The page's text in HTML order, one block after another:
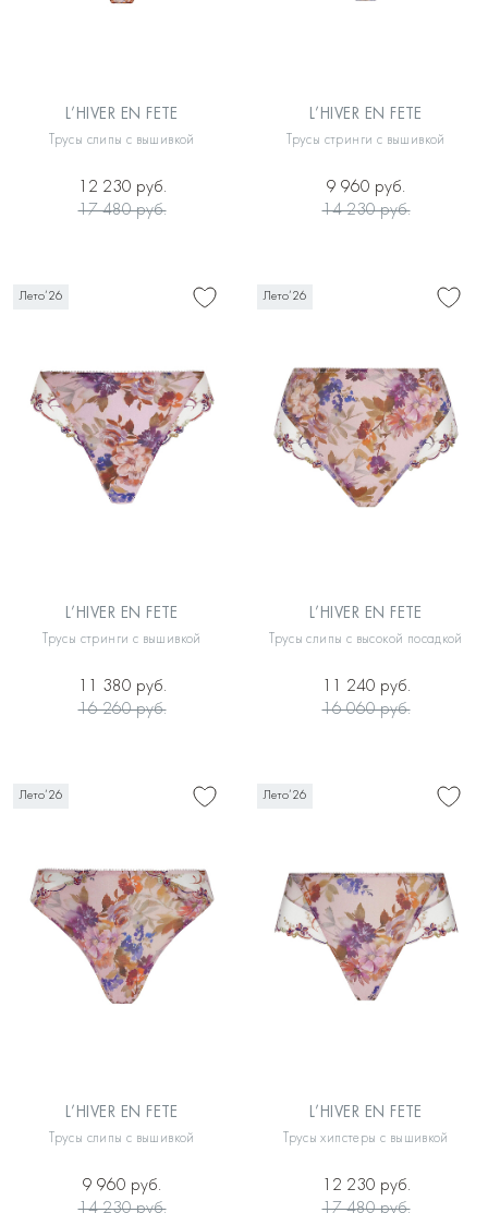
L’HIVER EN FETE
Трусы слипы с вышивкой
12 230 руб.
17 480 руб.
L’HIVER EN FETE
Трусы стринги с вышивкой
9 960 руб.
14 230 руб.
Лето’26
L’HIVER EN FETE
Трусы стринги с вышивкой
11 380 руб.
16 260 руб.
Лето’26
L’HIVER EN FETE
Трусы слипы с высокой посадкой
11 240 руб.
16 060 руб.
Лето’26
L’HIVER EN FETE
Трусы слипы с вышивкой
9 960 руб.
14 230 руб.
Лето’26
L’HIVER EN FETE
Трусы хипстеры с вышивкой
12 230 руб.
17 480 руб.